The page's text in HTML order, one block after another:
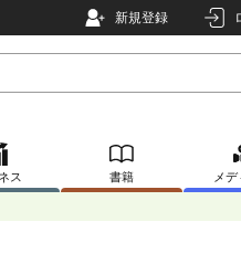
新規登録
ス 書籍 メ